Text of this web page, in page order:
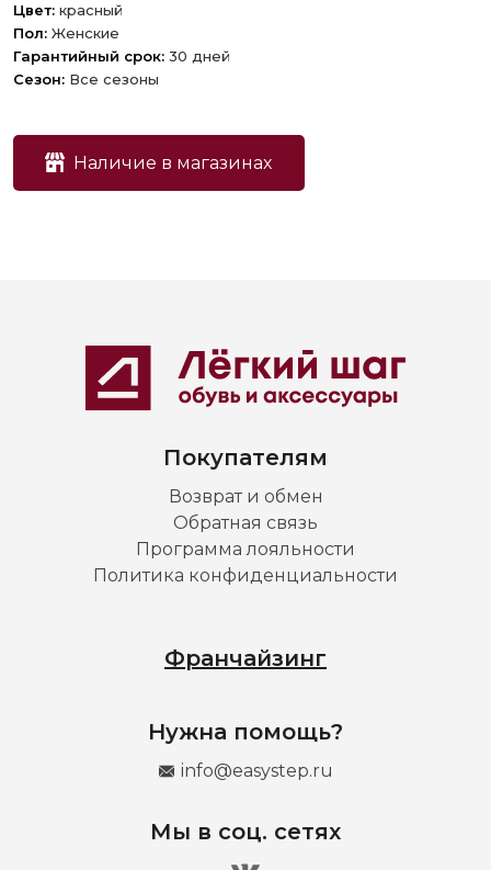
Цвет: красный
Пол: Женские
Гарантийный срок: 30 дней
Сезон: Все сезоны
Наличие в магазинах
Покупателям
Возврат и обмен
Обратная связь
Программа лояльности
Политика конфиденциальности
Франчайзинг
Нужна помощь?
info@easystep.ru
Мы в соц. сетях